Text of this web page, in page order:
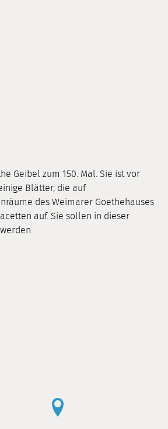
Geibel zum 150. Mal. Sie ist vor
Blätter, die auf
des Weimarer Goethehauses
auf. Sie sollen in dieser